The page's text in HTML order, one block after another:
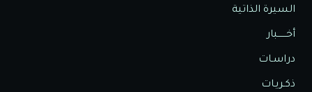
السيرة الذاتية
أخــــــبار
دراسـات
ذكـريـات